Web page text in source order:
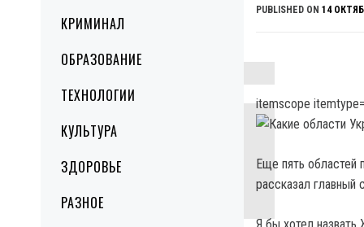
КРИМИНАЛ
ОБРАЗОВАНИЕ
ТЕХНОЛОГИИ
КУЛЬТУРА
ЗДОРОВЬЕ
РАЗНОЕ
PUBLISHED ON 14
itemscope
Еще пять областей
рассказал главный